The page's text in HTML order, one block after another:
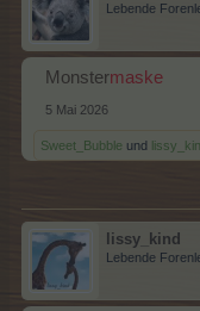
Lebende
Monstermaske
5 Mai 2026
Sweet_Bubble und
lissy_kind
Lebende